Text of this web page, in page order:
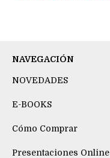
NAVEGACIÓN
NOVEDADES
E-BOOKS
Cómo Comprar
Presentaciones Online